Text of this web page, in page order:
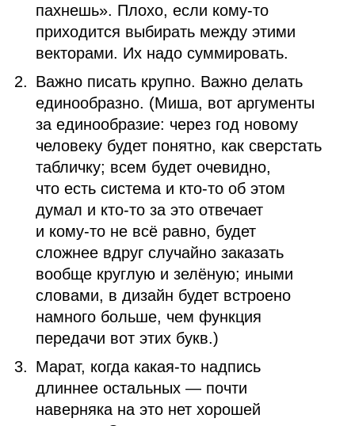
пахнешь». Плохо, если кому‑то
приходится выбирать между этими
векторами. Их надо суммировать.
Важно писать крупно. Важно делать
единообразно. (Миша, вот аргументы
за единообразие: через год новому
человеку будет понятно, как сверстать
табличку; всем будет очевидно,
что есть система и кто‑то об этом
думал и кто‑то за это отвечает
и кому‑то не всё равно, будет
сложнее вдруг случайно заказать
вообще круглую и зелёную; иными
словами, в дизайн будет встроено
намного больше, чем функция
передачи вот этих букв.)
Марат, когда какая‑то надпись
длиннее остальных — почти
наверняка на это нет хорошей